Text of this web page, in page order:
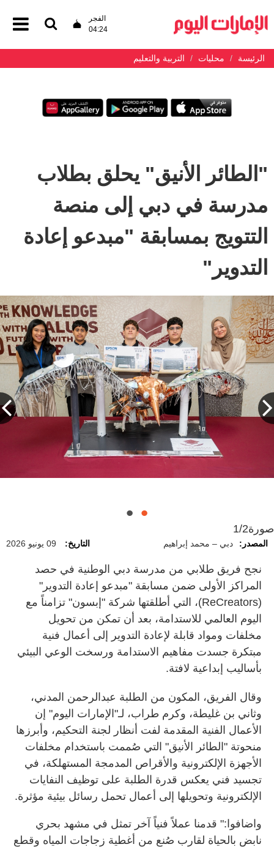
الفجر
04:24
الرئيسة محليات التربية والتعليم
"الطائر الأنيق" يحلق بطلاب
مدرسة في دبي إلى منصة
التتويج بمسابقة "مبدعو إعادة
التدوير"
صورة1/2
المصدر: دبي – محمد إبراهيم التاريخ: 09 يونيو 2026
نجح فريق طلابي من مدرسة دبي الوطنية في حصد
المراكز الأولى ضمن مسابقة "مبدعو إعادة التدوير"
(ReCreators)، التي أطلقتها شركة "إبسون" تزامناً مع
اليوم العالمي للاستدامة، بعد أن تمكن من تحويل
مخلفات ومواد قابلة لإعادة التدوير إلى أعمال فنية
مبتكرة جسدت مفاهيم الاستدامة ورسخت الوعي البيئي
بأساليب إبداعية لافتة.
وقال الفريق، المكون من الطلبة عبدالرحمن المدني،
وثاني بن غليطة، وكرم طراب، لـ"الإمارات اليوم" إن
الأعمال الفنية المقدمة لفت أنظار لجنة التحكيم، وأبرزها
منحوتة "الطائر الأنيق" التي صُممت باستخدام مخلفات
الأجهزة الإلكترونية والأقراص المدمجة المستهلكة، في
تجسيد فني يعكس قدرة الطلبة على توظيف النفايات
الإلكترونية وتحويلها إلى أعمال تحمل رسائل بيئية مؤثرة.
واضافوا:" قدمنا عملاً فنياً آخر تمثل في مشهد بحري
نابض بالحياة لقارب صُنع من أغطية زجاجات المياه وقطع